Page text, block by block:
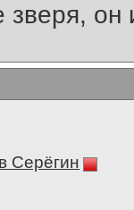
он
Серёгин